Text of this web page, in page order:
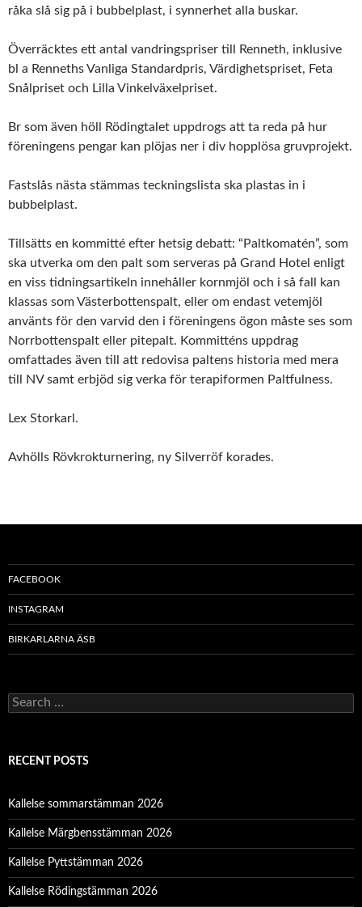
råka slå sig på i bubbelplast, i synnerhet alla buskar.
Överräcktes ett antal vandringspriser till Renneth, inklusive
bl a Renneths Vanliga Standardpris, Värdighetspriset, Feta
Snålpriset och Lilla Vinkelväxelpriset.
Br som även höll Rödingtalet uppdrogs att ta reda på hur
föreningens pengar kan plöjas ner i div hopplösa gruvprojekt.
Fastslås nästa stämmas teckningslista ska plastas in i
bubbelplast.
Tillsätts en kommitté efter hetsig debatt: “Paltkomatén”, som
ska utverka om den palt som serveras på Grand Hotel enligt
en viss tidningsartikeln innehåller kornmjöl och i så fall kan
klassas som Västerbottenspalt, eller om endast vetemjöl
använts för den varvid den i föreningens ögon måste ses som
Norrbottenspalt eller pitepalt. Kommitténs uppdrag
omfattades även till att redovisa paltens historia med mera
till NV samt erbjöd sig verka för terapiformen Paltfulness.
Lex Storkarl.
Avhölls Rövkrokturnering, ny Silverröf korades.
FACEBOOK
INSTAGRAM
BIRKARLARNA ÄSB
S
e
c
o
r
:
RECENT POSTS
Kallelse sommarstämman 2026
Kallelse Märgbensstämman 2026
Kallelse Pyttstämman 2026
Kallelse Rödingstämman 2026